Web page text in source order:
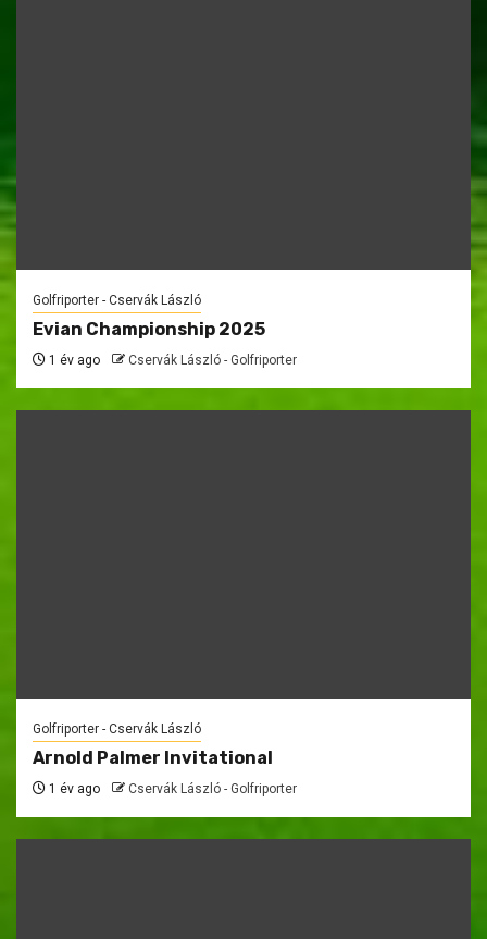
Golfriporter - Cservák László
Evian Championship 2025
1 év ago Cservák László - Golfriporter
Golfriporter - Cservák László
Arnold Palmer Invitational
1 év ago Cservák László - Golfriporter